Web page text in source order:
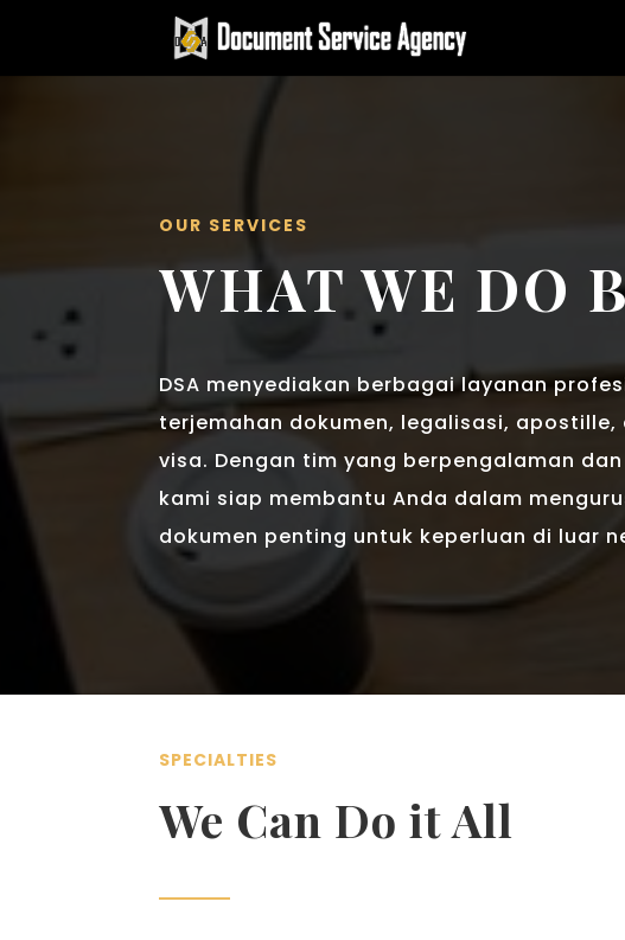
OUR SERVICES
WHAT WE DO
DSA menyediakan berbagai layanan
terjemahan dokumen, legalisasi, apostille,
visa. Dengan tim yang berpengalaman
kami siap membantu Anda dalam
dokumen penting untuk keperluan di luar
SPECIALTIES
We Can Do it All